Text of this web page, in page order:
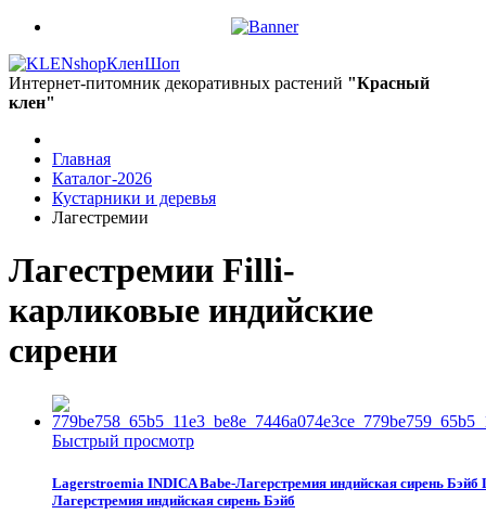
КленШоп
Интернет-питомник декоративных растений "Красный
клен"
Главная
Каталог-2026
Кустарники и деревья
Лагестремии
Лагестремии Filli-
карликовые индийские
сирени
Быстрый просмотр
Lagerstroemia INDICA Babe-Лагерстремия индийская сирень Бэйб
Лагерстремия индийская сирень Бэйб